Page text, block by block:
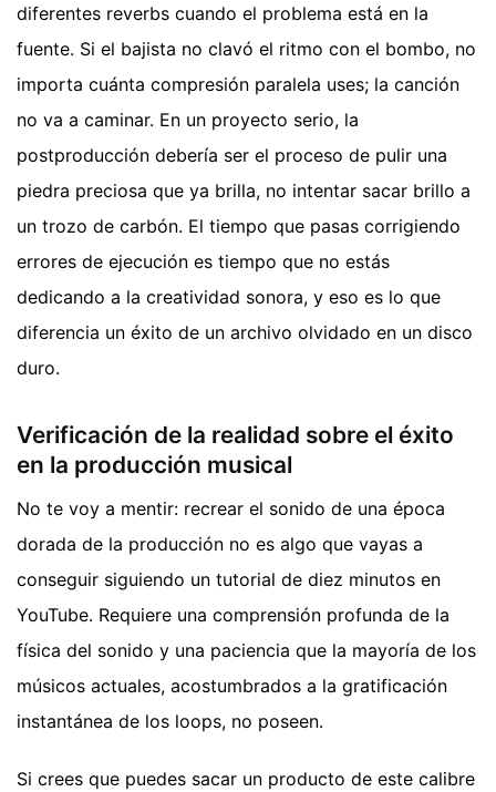
diferentes reverbs cuando el problema está en la
fuente. Si el bajista no clavó el ritmo con el bombo, no
importa cuánta compresión paralela uses; la canción
no va a caminar. En un proyecto serio, la
postproducción debería ser el proceso de pulir una
piedra preciosa que ya brilla, no intentar sacar brillo a
un trozo de carbón. El tiempo que pasas corrigiendo
errores de ejecución es tiempo que no estás
dedicando a la creatividad sonora, y eso es lo que
diferencia un éxito de un archivo olvidado en un disco
duro.
Verificación de la realidad sobre el éxito
en la producción musical
No te voy a mentir: recrear el sonido de una época
dorada de la producción no es algo que vayas a
conseguir siguiendo un tutorial de diez minutos en
YouTube. Requiere una comprensión profunda de la
física del sonido y una paciencia que la mayoría de los
músicos actuales, acostumbrados a la gratificación
instantánea de los loops, no poseen.
Si crees que puedes sacar un producto de este calibre